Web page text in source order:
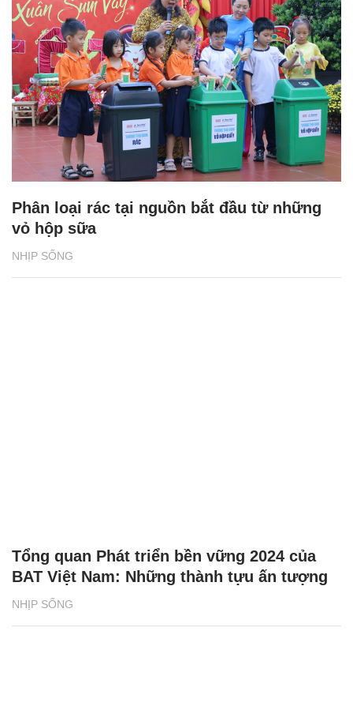
NHỊP SỐNG
Phân loại rác tại nguồn bắt đầu từ những
vỏ hộp sữa
NHỊP SỐNG
Tổng quan Phát triển bền vững 2024 của
BAT Việt Nam: Những thành tựu ấn tượng